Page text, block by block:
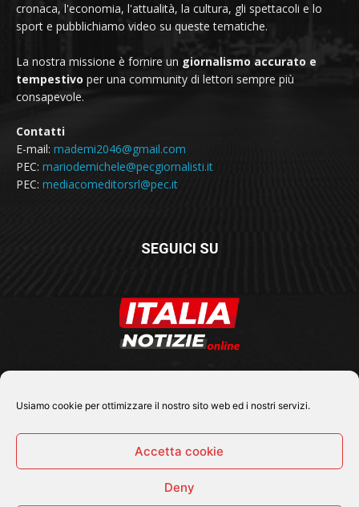
Usiamo cookie per ottimizzare il nostro sito web ed i nostri servizi.
Accetta cookie
Deny
cronaca, l'economia, l'attualità, la cultura, gli spettacoli e lo
sport e pubblichiamo video su queste tematiche.
La nostra missione è fornire un giornalismo accurato e
tempestivo per una community di lettori sempre più
consapevole.
Contatti
E-mail: mademi2046@gmail.com
PEC: mariodemichele@pecgiornalisti.it
PEC: mediacomeditorsrl@pec.it
SEGUICI SU
© 2026 Tutti i diritti riservati - Italia Notizie .online |